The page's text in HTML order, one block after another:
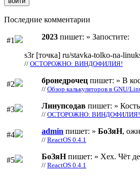
Последние комментарии
#1 2023 пишет: » Запостите:
s3r [точка] ru/stavka-tolko-na-
// ОСТОРОЖНО: ВИНДОФИЛИЯ!
#2 бронедрочец пишет: » В
// Обзор калькуляторов в GNU/
#3 Линупсодав пишет: »
// ОСТОРОЖНО: ВИНДОФИЛИЯ!
#4 admin пишет: » БоЗяН,
// ReactOS 0.4.1
#5 БоЗяНпишет: » Хех. Чёт
// ReactOS 0.4.1